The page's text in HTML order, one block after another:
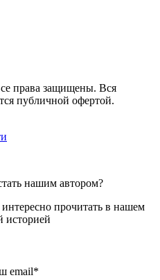
права защищены. Вся
публичной офертой.
нашим автором?
прочитать в нашем
историей
email*